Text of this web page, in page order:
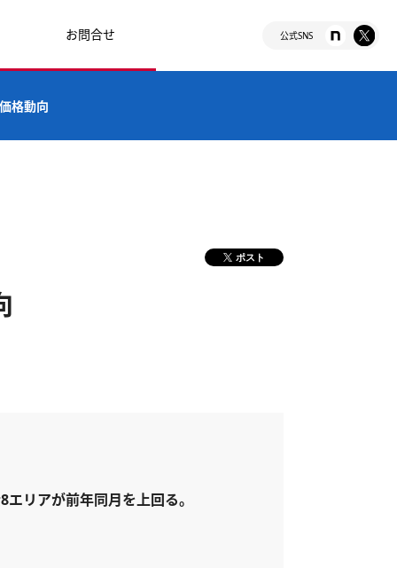
お問合せ 公式SNS
格動向
ポスト
リアが前年同月を上回る。